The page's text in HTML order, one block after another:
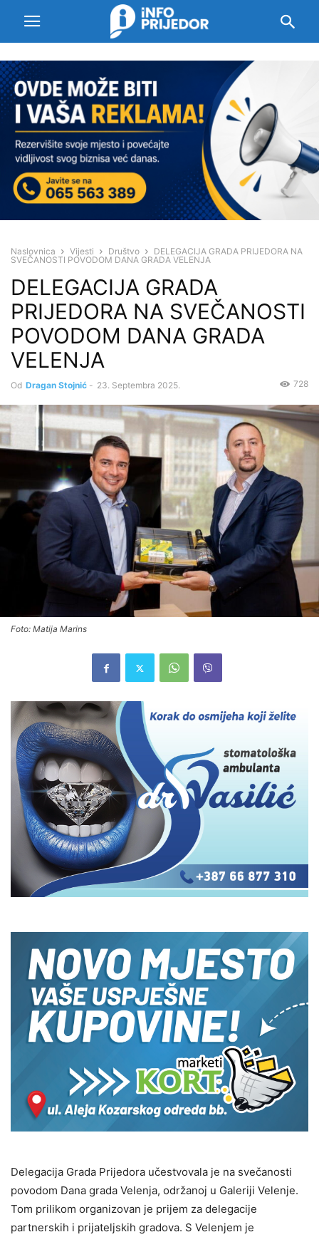
Naslovnica Vijesti Društvo
DELEGACIJA GRADA PRIJEDORA NA
SVEČANOSTI POVODOM DANA GRADA VELENJA
DELEGACIJA GRADA
PRIJEDORA NA SVEČANOSTI
POVODOM DANA GRADA
VELENJA
Od Dragan Stojnić - 23. Septembra 2025. 728
Foto: Matija Marins
Delegacija Grada Prijedora učestvovala je na svečanosti
povodom Dana grada Velenja, održanoj u Galeriji Velenje.
Tom prilikom organizovan je prijem za delegacije
partnerskih i prijateljskih gradova. S Velenjem je